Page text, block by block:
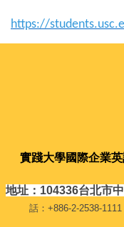
https://
實踐大學國際企業
地址：104336台北市
話：+886-2-2538-